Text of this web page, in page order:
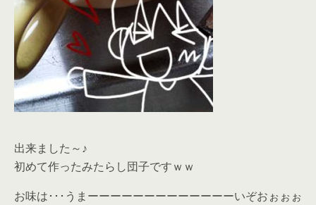
出来ました～♪
初めて作ったみたらし団子ですｗｗ
お味は･･･うまーーーーーーーーーーーーーいぞおぉぉぉ